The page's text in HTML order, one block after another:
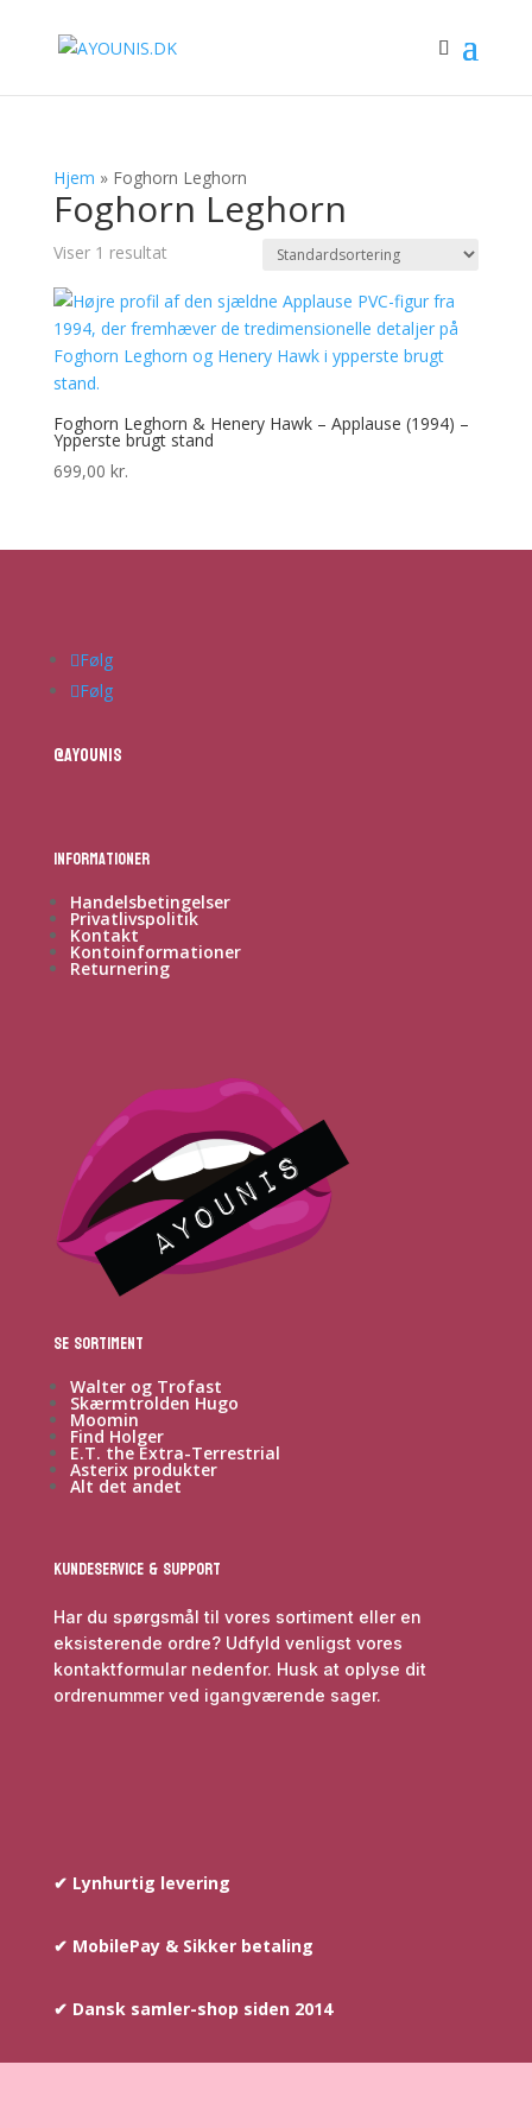
Hjem » Foghorn Leghorn
Foghorn Leghorn
Viser 1 resultat
Foghorn Leghorn & Henery Hawk – Applause (1994) –
Ypperste brugt stand
699,00 kr.
Følg
Følg
@ayounis
Informationer
Handelsbetingelser
Privatlivspolitik
Kontakt
Kontoinformationer
Returnering
Se sortiment
Walter og Trofast
Skærmtrolden Hugo
Moomin
Find Holger
E.T. the Extra-Terrestrial
Asterix produkter
Alt det andet
Kundeservice & Support
Har du spørgsmål til vores sortiment eller en
eksisterende ordre? Udfyld venligst vores
kontaktformular nedenfor. Husk at oplyse dit
ordrenummer ved igangværende sager.
✔ Lynhurtig levering
✔ MobilePay & Sikker betaling
✔ Dansk samler-shop siden 2014